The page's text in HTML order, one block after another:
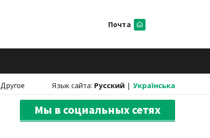
Почта
Другое Язык сайта: Русский | Українська
Мы в социальных сетях